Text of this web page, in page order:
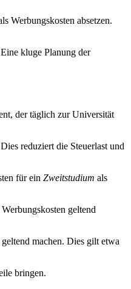
Werbungskosten absetzen.
kluge Planung der
der täglich zur Universität
reduziert die Steuerlast und
für ein Zweitstudium als
geltend
machen. Dies gilt etwa
bringen.